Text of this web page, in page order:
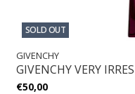
SOLD OUT
GIVENCHY
GIVENCHY VERY
€50,00